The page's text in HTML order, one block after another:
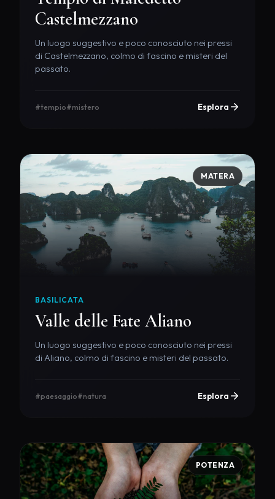
Castelmezzano
Un luogo suggestivo e poco conosciuto nei pressi
di Castelmezzano, colmo di fascino e misteri del
passato.
#tempio#mistero Esplora
MATERA
BASILICATA
Valle delle Fate Aliano
Un luogo suggestivo e poco conosciuto nei pressi
di Aliano, colmo di fascino e misteri del passato.
#paesaggio#natura Esplora
POTENZA